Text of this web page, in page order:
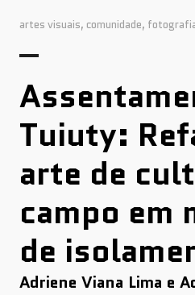
artes visuais, comunidade,
Tuiuty:
arte de
campo em
de
Adriene Viana Lima e